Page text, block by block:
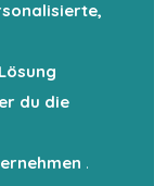
du die
.